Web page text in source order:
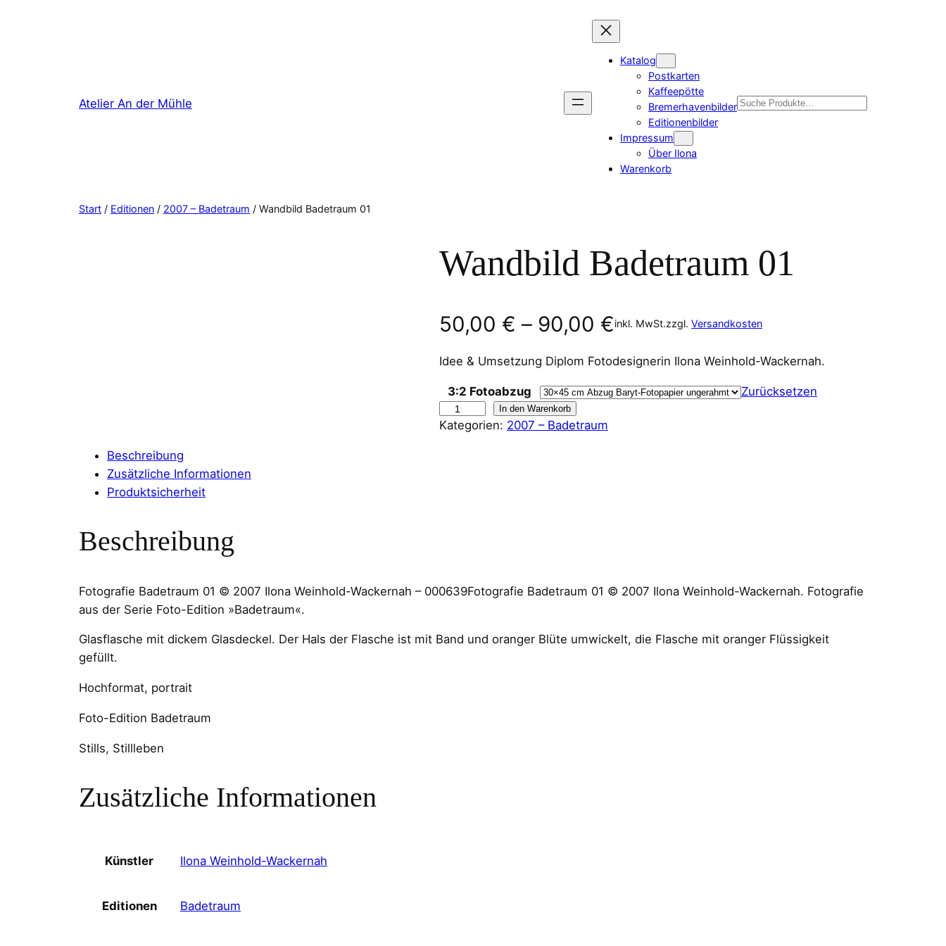
Atelier An der Mühle
Katalog
Postkarten
Kaffeepötte
Bremerhavenbilder
Editionenbilder
Impressum
Über Ilona
Warenkorb
Suchen
Start / Editionen / 2007 – Badetraum / Wandbild Badetraum 01
Wandbild Badetraum 01
50,00 € – 90,00 €inkl. MwSt.zzgl. Versandkosten
Idee & Umsetzung Diplom Fotodesignerin Ilona Weinhold-Wackernah.
3:2 Fotoabzug
Zurücksetzen
a
d
r
In den Warenkorb
Kategorien: 2007 – Badetraum
Beschreibung
Zusätzliche Informationen
Produktsicherheit
Beschreibung
Fotografie Badetraum 01 © 2007 Ilona Weinhold-Wackernah – 000639Fotografie Badetraum 01 © 2007 Ilona Weinhold-Wackernah. Fotografie
aus der Serie Foto-Edition »Badetraum«.
Glasflasche mit dickem Glasdeckel. Der Hals der Flasche ist mit Band und oranger Blüte umwickelt, die Flasche mit oranger Flüssigkeit
gefüllt.
Hochformat, portrait
Foto-Edition Badetraum
Stills, Stillleben
Zusätzliche Informationen
Künstler Ilona Weinhold-Wackernah
Editionen Badetraum